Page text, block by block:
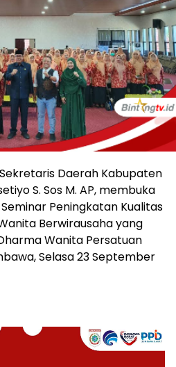
Daerah Kabupaten
S. Sos M. AP, membuka
Peningkatan Kualitas
Berwirausaha yang
Wanita Persatuan
Selasa 23 September